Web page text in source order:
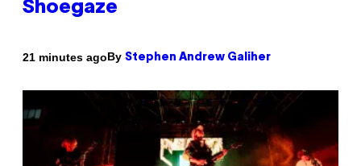
Shoegaze
21 minutes agoBy Stephen Andrew Galiher